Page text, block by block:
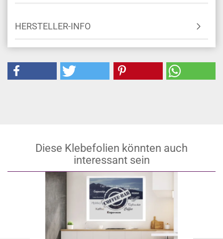
HERSTELLER-INFO
Diese Klebefolien könnten auch
interessant sein